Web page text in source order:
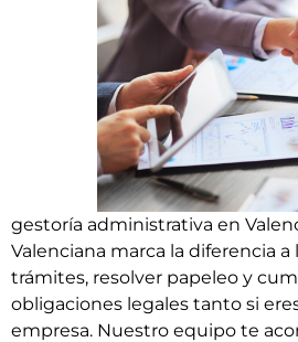
gestoría administrativa en
Valenciana marca la diferencia
trámites, resolver papeleo y
obligaciones legales tanto si
empresa. Nuestro equipo te